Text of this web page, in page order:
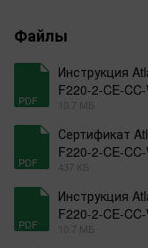
Файлы
PDF
Инструкция
F220-2-CE-
10.7 МБ
PDF
Сертификат
F220-2-CE-
437 КБ
PDF
Инструкция
F220-2-CE-
10.7 МБ